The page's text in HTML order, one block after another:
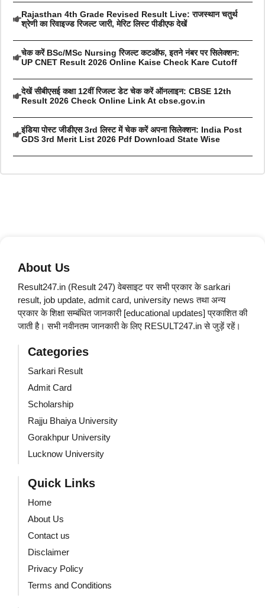
Rajasthan 4th Grade Revised Result Live: राजस्थान चतुर्थ
श्रेणी का रिवाइज्ड रिजल्ट जारी, मेरिट लिस्ट पीडीएफ देखें
चेक करें BSc/MSc Nursing रिजल्ट कटऑफ, इतने नंबर पर सिलेक्शन:
UP CNET Result 2026 Online Kaise Check Kare Cutoff
देखें सीबीएसई कक्षा 12वीं रिजल्ट डेट चेक करें ऑनलाइन: CBSE 12th
Result 2026 Check Online Link At cbse.gov.in
इंडिया पोस्ट जीडीएस 3rd लिस्ट में चेक करें अपना सिलेक्शन: India Post
GDS 3rd Merit List 2026 Pdf Download State Wise
About Us
Result247.in (Result 247) वेबसाइट पर सभी प्रकार के sarkari
result, job update, admit card, university news तथा अन्य
प्रकार के शिक्षा सम्बंधित जानकारी [educational updates] प्रकाशित की
जाती है। सभी नवीनतम जानकारी के लिए RESULT247.in से जुड़ें रहें।
Categories
Sarkari Result
Admit Card
Scholarship
Rajju Bhaiya University
Gorakhpur University
Lucknow University
Quick Links
Home
About Us
Contact us
Disclaimer
Privacy Policy
Terms and Conditions